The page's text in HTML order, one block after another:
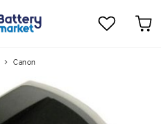
Canon